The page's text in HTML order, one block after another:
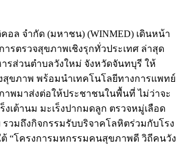
อล จำกัด (มหาชน) (WINMED) เดินหน้า
รตรวจสุขภาพเชิงรุกทั่วประเทศ ล่าสุด
รส่วนตำบลวังใหม่ จังหวัดจันทบุรี ให้
สุขภาพ พร้อมนำเทคโนโลยีทางการแพทย์
าพมาส่งต่อให้ประชาชนในพื้นที่ ไม่ว่าจะ
งเต้านม มะเร็งปากมดลูก ตรวจหมู่เลือด
รวมถึงกิจกรรมรับบริจาคโลหิตร่วมกับโรง
“โครงการมหกรรมคนสุขภาพดี วิถีคนวัง